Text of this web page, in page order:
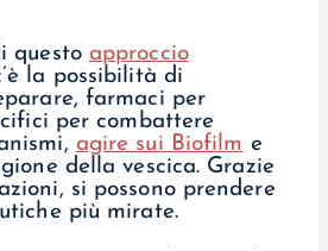
questo approccio
la possibilità di
farmaci per
per combattere
agire sui Biofilm e
della vescica. Grazie
si possono prendere
più mirate.